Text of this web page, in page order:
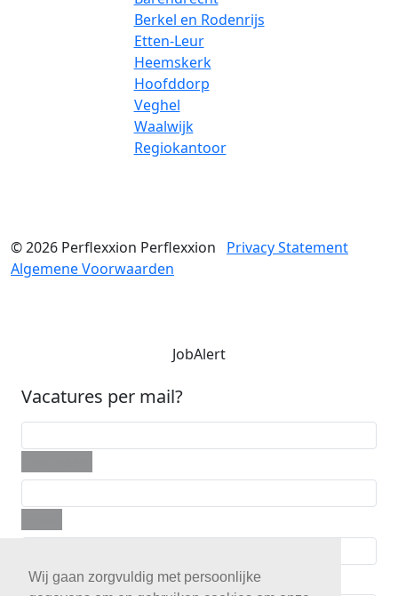
Wij gaan zorgvuldig met persoonlijke
Berkel en Rodenrijs
Etten-Leur
Heemskerk
Hoofddorp
Veghel
Waalwijk
Regiokantoor
© 2026 Perflexxion Perflexxion
Privacy Statement
Algemene Voorwaarden
JobAlert
Vacatures per mail?
Telefoon